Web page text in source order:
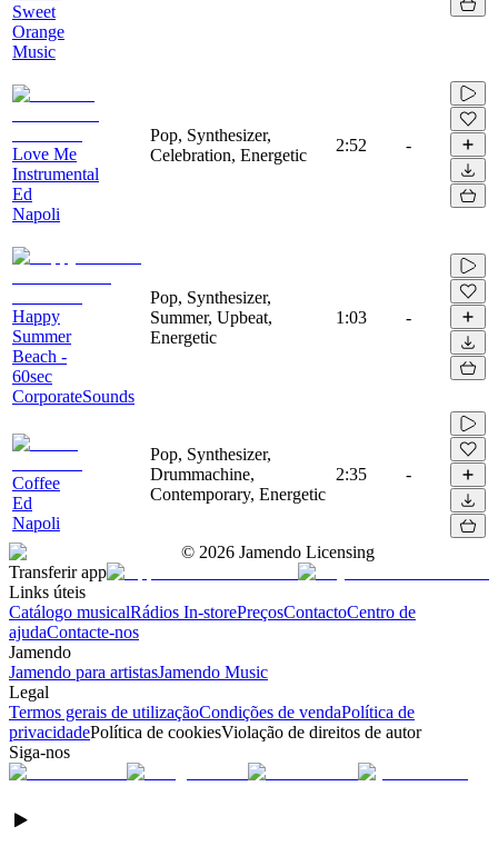
Sweet
Orange
Music
Love Me
Instrumental
Ed
Napoli
Pop, Synthesizer,
Celebration, Energetic
2:52 -
Happy
Summer
Beach -
60sec
CorporateSounds
Pop, Synthesizer,
Summer, Upbeat,
Energetic
1:03 -
Coffee
Ed
Napoli
Pop, Synthesizer,
Drummachine,
Contemporary, Energetic
2:35 -
© 2026 Jamendo Licensing
Transferir app
Links úteis
Catálogo musicalRádios In-storePreçosContactoCentro de
ajudaContacte-nos
Jamendo
Jamendo para artistasJamendo Music
Legal
Termos gerais de utilizaçãoCondições de vendaPolítica de
privacidadePolítica de cookiesViolação de direitos de autor
Siga-nos